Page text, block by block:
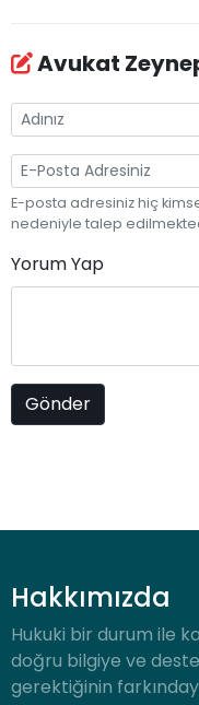
Avukat
E-posta adresiniz hiç
nedeniyle talep
Yorum Yap
Hakkımızda
Hukuki bir durum ile
doğru bilgiye ve
gerektiğinin